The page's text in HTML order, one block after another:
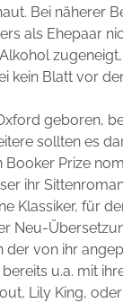
Bei näherer
als Ehepaar
kein Blatt vor
geboren,
sollten es
Prize
ihr
Klassiker, für
Neu-
der von ihr
u.a. mit
Lily King,